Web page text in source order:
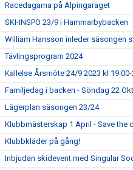
Racedagarna på Alpingaraget
SKI-INSPO 23/9 i Hammarbybacken
William Hansson inleder säsongen
Tävlingsprogram 2024
Kallelse Årsmöte 24/9 2023 kl 19.00-
Familjedag i backen - Söndag 22
Lägerplan säsongen 23/24
Klubbmästerskap 1 April - Save the
Klubbkläder på gång!
Inbjudan skidevent med Singular